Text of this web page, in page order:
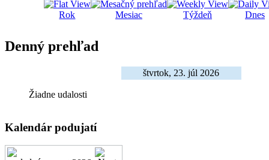
Rok Mesiac Týždeň Dnes
Denný prehľad
štvrtok, 23. júl 2026
Žiadne udalosti
Kalendár podujatí